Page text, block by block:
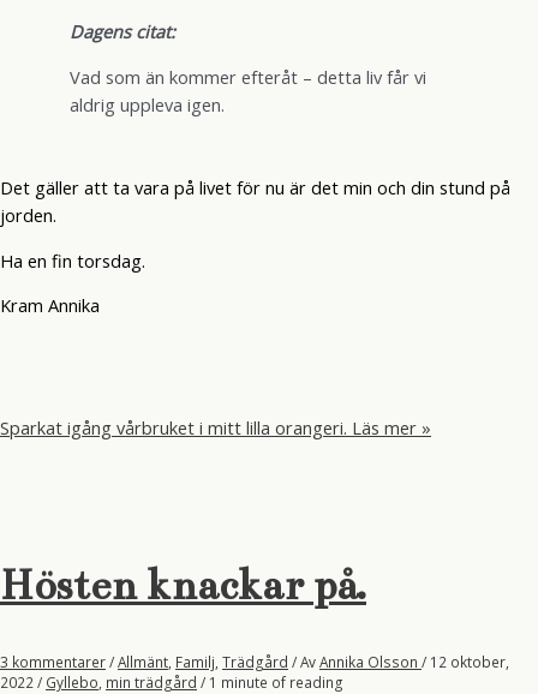
Dagens citat:
Vad som än kommer efteråt – detta liv får vi
aldrig uppleva igen.
Det gäller att ta vara på livet för nu är det min och din stund på
jorden.
Ha en fin torsdag.
Kram Annika
Sparkat igång vårbruket i mitt lilla orangeri. Läs mer »
Hösten knackar på.
3 kommentarer/Allmänt Familj Trädgård / AvAnnika Olsson / 12 oktober,
2022 / Gyllebo min trädgård / 1 minute of reading